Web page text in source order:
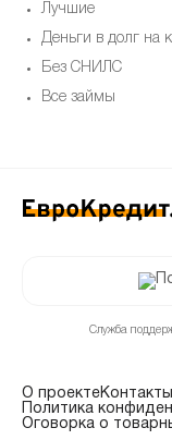
Лучшие
Деньги в долг на
Без СНИЛС
Все займы
Служба
О проектеКонтакты
Политика
Оговорка о